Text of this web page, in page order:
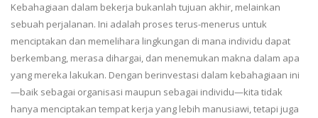
Kebahagiaan dalam bekerja bukanlah tujuan akhir, melainkan
sebuah perjalanan. Ini adalah proses terus-menerus untuk
menciptakan dan memelihara lingkungan di mana individu dapat
berkembang, merasa dihargai, dan menemukan makna dalam apa
yang mereka lakukan. Dengan berinvestasi dalam kebahagiaan ini
—baik sebagai organisasi maupun sebagai individu—kita tidak
hanya menciptakan tempat kerja yang lebih manusiawi, tetapi juga